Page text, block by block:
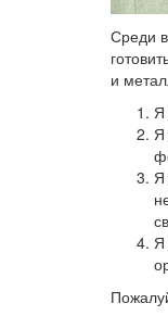
Среди
и
Я
Я
Я
Я